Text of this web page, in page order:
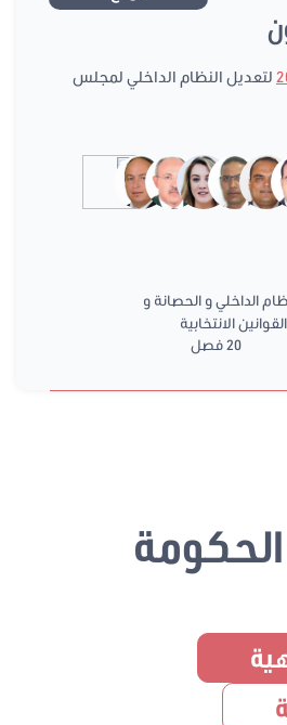
لتعديل النظام الداخلي لمجلس
الداخلي و الحصانة و
الانتخابية
20 فصل